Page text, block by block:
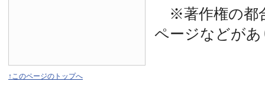
※著作権の都
ページなどが
↑このページのトップへ